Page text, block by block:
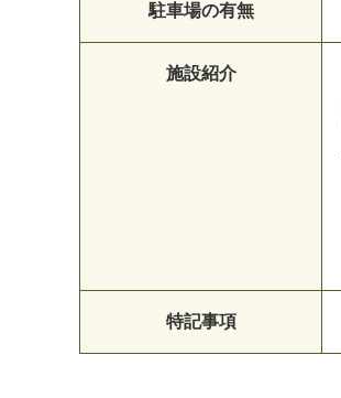
駐車場の有無
施設紹介
特記事項